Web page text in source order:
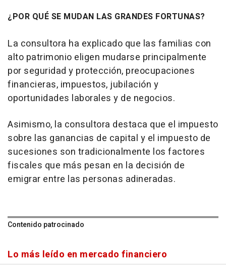
¿POR QUÉ SE MUDAN LAS GRANDES FORTUNAS?
La consultora ha explicado que las familias con
alto patrimonio eligen mudarse principalmente
por seguridad y protección, preocupaciones
financieras, impuestos, jubilación y
oportunidades laborales y de negocios.
Asimismo, la consultora destaca que el impuesto
sobre las ganancias de capital y el impuesto de
sucesiones son tradicionalmente los factores
fiscales que más pesan en la decisión de
emigrar entre las personas adineradas.
Contenido patrocinado
Lo más leído en mercado financiero